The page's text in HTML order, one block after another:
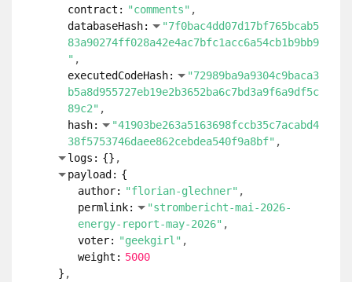
307: { ... }
308: { ... }
309: { ... }
311: { ... }
312: { ...
}
313:
314: { ... }
315: { ... }
316: {
317:
{
318: { ... }
319: { ...
}
320: { ... }
321: { ... }
322: { ...